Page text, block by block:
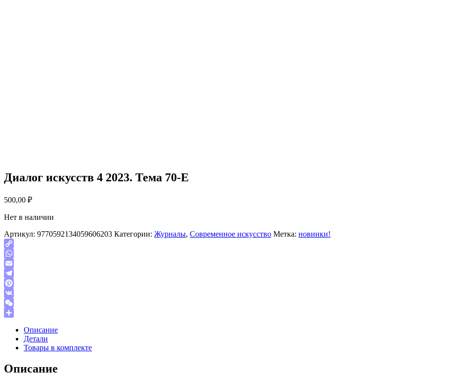
Диалог искусств 4 2023. Тема 70-Е
500,00 ₽
Нет в наличии
Артикул: 9770592134059606203 Категории: Журналы, Современное искусство Метка: новинки!
Copy
Link
WhatsApp
Email
Telegram
Pinterest
VK
WeChat
Описание
Детали
Товары в комплекте
Описание